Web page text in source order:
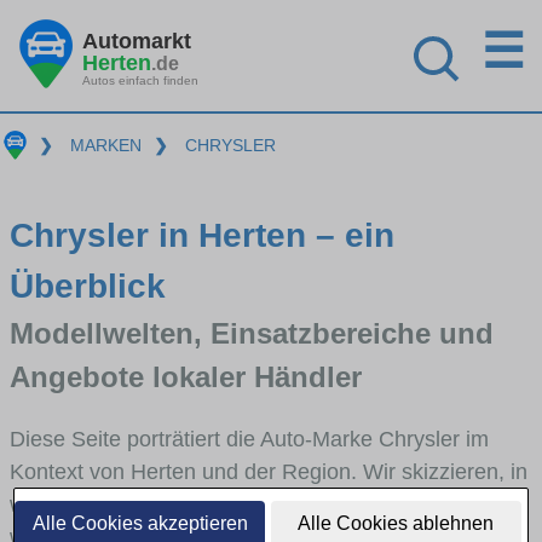
Alle Cookies akzeptieren Alle Cookies ablehnen
Automarkt
Herten.de
Autos einfach finden
☰
❯ MARKEN ❯ CHRYSLER
Chrysler in Herten – ein
Überblick
Modellwelten, Einsatzbereiche und
Angebote lokaler Händler
Diese Seite porträtiert die Auto-Marke Chrysler im
Kontext von Herten und der Region. Wir skizzieren, in
welchen Fahrzeugklassen Chrysler stark vertreten ist,
welche Modellreihen häufig im Stadt- und